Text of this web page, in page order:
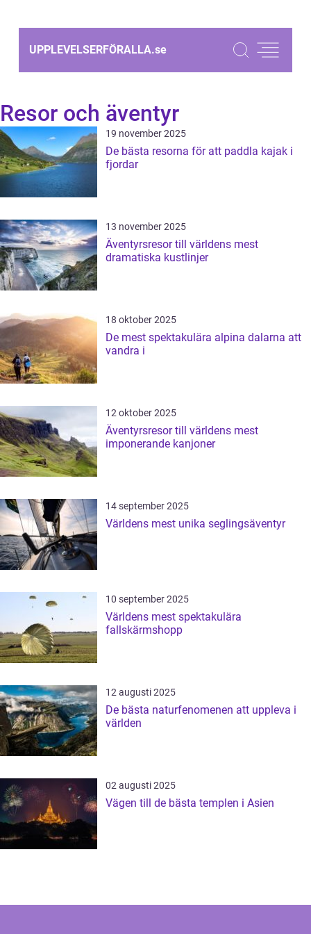
UPPLEVELSERFÖRALLA.se
Resor och äventyr
19 november 2025
De bästa resorna för att paddla kajak i
fjordar
13 november 2025
Äventyrsresor till världens mest
dramatiska kustlinjer
18 oktober 2025
De mest spektakulära alpina dalarna att
vandra i
12 oktober 2025
Äventyrsresor till världens mest
imponerande kanjoner
14 september 2025
Världens mest unika seglingsäventyr
10 september 2025
Världens mest spektakulära
fallskärmshopp
12 augusti 2025
De bästa naturfenomenen att uppleva i
världen
02 augusti 2025
Vägen till de bästa templen i Asien